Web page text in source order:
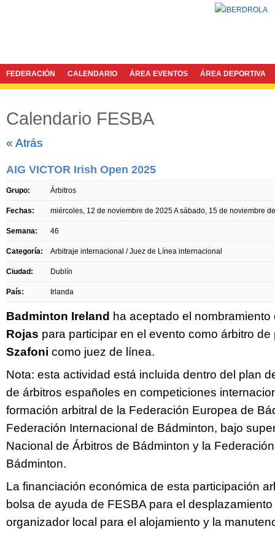
FEDERACIÓN CALENDARIO ÁREA EVENTOS ÁREA DEPORTIVA
Calendario FESBA
« Atrás
AIG VICTOR Irish Open 2025
Grupo: Árbitros
Fechas: miércoles, 12 de noviembre de 2025Asábado, 15 de noviembre
Semana: 46
Categoría: Arbitraje internacional / Juez de Línea internacional
Ciudad: Dublín
País: Irlanda
Badminton Ireland ha aceptado el
Rojas para participar en el evento como árbitro
Szafoni como juez de línea.
Nota: esta actividad está incluida dentro del plan
de árbitros españoles en competiciones
formación arbitral de la Federación Europea de
Federación Internacional de Bádminton, bajo
Nacional de Árbitros de Bádminton y la
Bádminton.
La financiación económica de esta participación
bolsa de ayuda de FESBA para el
organizador local para el alojamiento y la